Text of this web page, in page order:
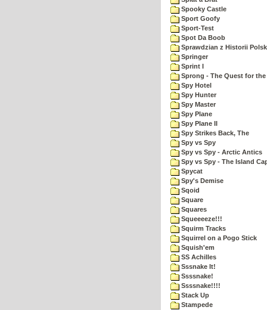
Spooky Castle
Sport Goofy
Sport-Test
Spot Da Boob
Sprawdzian z Historii
Springer
Sprint I
Sprong - The Quest for
Spy Hotel
Spy Hunter
Spy Master
Spy Plane
Spy Plane II
Spy Strikes Back, The
Spy vs Spy
Spy vs Spy - Arctic Antics
Spy vs Spy - The Island
Spycat
Spy's Demise
Sqoid
Square
Squares
Squeeeeze!!!
Squirm Tracks
Squirrel on a Pogo Stick
Squish'em
SS Achilles
Sssnake It!
Ssssnake!
Ssssnake!!!!
Stack Up
Stampede